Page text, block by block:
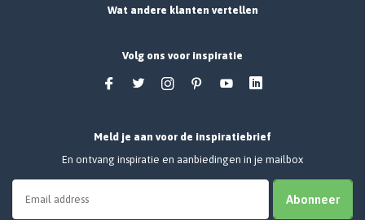
Wat andere klanten vertellen
Volg ons voor inspiratie
Meld je aan voor de inspiratiebrief
En ontvang inspiratie en aanbiedingen in je mailbox
Abonneer